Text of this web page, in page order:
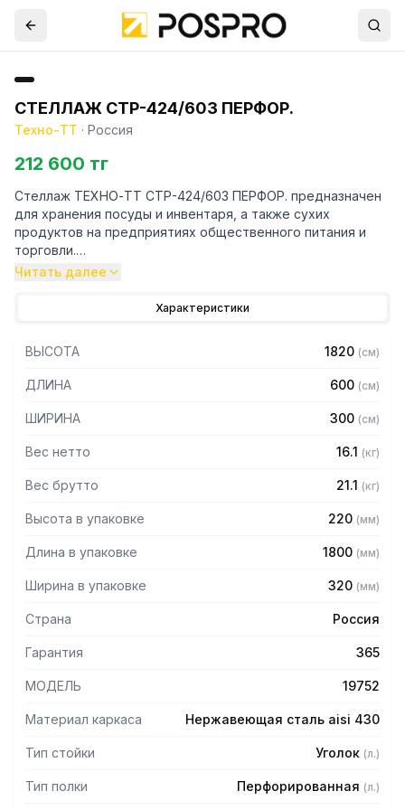
СТЕЛЛАЖ СТР-424/603 ПЕРФОР.
Техно-ТТ · Россия
212 600 тг
Стеллаж ТЕХНО-ТТ СТР-424/603 ПЕРФОР. предназначен
для хранения посуды и инвентаря, а также сухих
продуктов на предприятиях общественного питания и
торговли.
430 толщиной 2 мм
— Четыре перфорированные полки из нержавеющей
стали марки AISI 304 толщиной 0,8 мм
— Расстояние между полками регулируемое с шагом 50
— Регулируемые опоры
Читать далее
Характеристики
ВЫСОТА 1820 (см)
ДЛИНА 600 (см)
ШИРИНА 300 (см)
Вес нетто 16.1 (кг)
Вес брутто 21.1 (кг)
Высота в упаковке 220 (мм)
Длина в упаковке 1800 (мм)
Ширина в упаковке 320 (мм)
Страна Россия
Гарантия 365
МОДЕЛЬ 19752
Материал каркаса Нержавеющая сталь aisi 430
Тип стойки Уголок (л.)
Тип полки Перфорированная (л.)